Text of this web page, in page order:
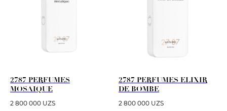
2787 PERFUMES
MOSAIQUE
2 800 000 UZS
2787 PERFUMES ELIXIR
DE BOMBE
2 800 000 UZS